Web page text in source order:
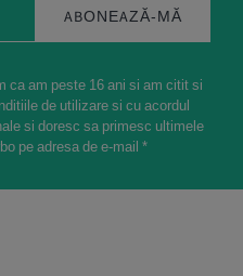
ABONEAZĂ-MĂ
ca am peste 16 ani si am citit si
de utilizare si cu acordul
si doresc sa primesc ultimele
pe adresa de e-mail *